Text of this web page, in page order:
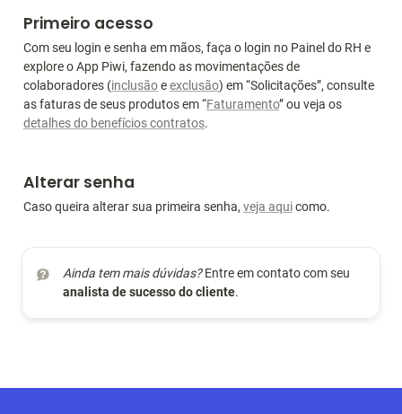
Primeiro acesso
Com seu login e senha em mãos, faça o login no Painel do RH e
explore o App Piwi, fazendo as movimentações de
colaboradores (inclusão e exclusão) em “Solicitações”, consulte
as faturas de seus produtos em “Faturamento
detalhes do benefícios contratos.
Alterar senha
Caso queira alterar sua primeira senha, veja aqui como.
Ainda tem mais dúvidas?
analista de sucesso do cliente.